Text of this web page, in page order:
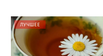
ЛУЧШЕЕ